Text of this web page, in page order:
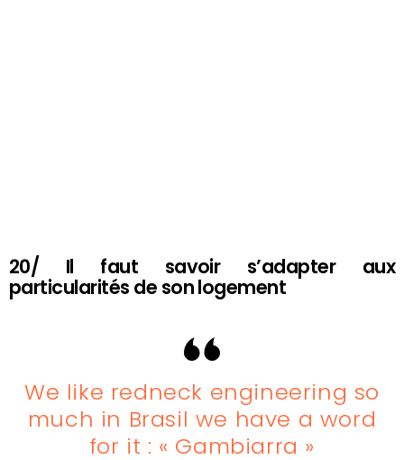
20/ Il faut savoir s’adapter aux
particularités de son logement
We like redneck engineering so
much in Brasil we have a word
for it : « Gambiarra »